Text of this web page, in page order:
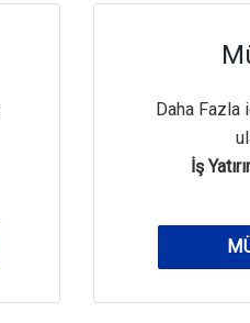
Daha Fazla
İş